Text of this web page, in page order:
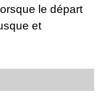
lorsque le départ
et